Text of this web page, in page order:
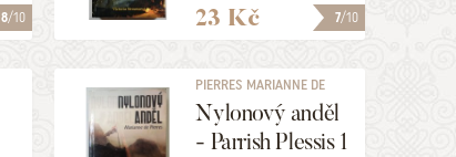
8/10 7/10
23 Kč
PIERRES MARIANNE DE
Nylonový anděl
- Parrish Plessis 1